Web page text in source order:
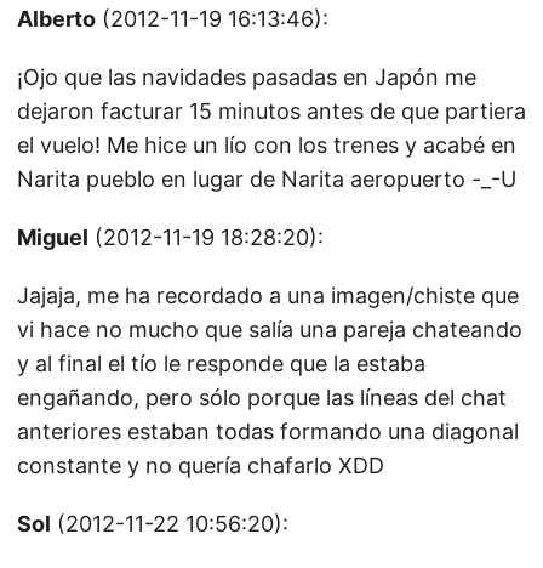
Alberto (2012-11-19 16:13:46):
¡Ojo que las navidades pasadas en Japón me
dejaron facturar 15 minutos antes de que partiera
el vuelo! Me hice un lío con los trenes y acabé en
Narita pueblo en lugar de Narita aeropuerto -_-U
Miguel (2012-11-19 18:28:20):
Jajaja, me ha recordado a una imagen/chiste que
vi hace no mucho que salía una pareja chateando
y al final el tío le responde que la estaba
engañando, pero sólo porque las líneas del chat
anteriores estaban todas formando una diagonal
constante y no quería chafarlo XDD
Sol (2012-11-22 10:56:20):